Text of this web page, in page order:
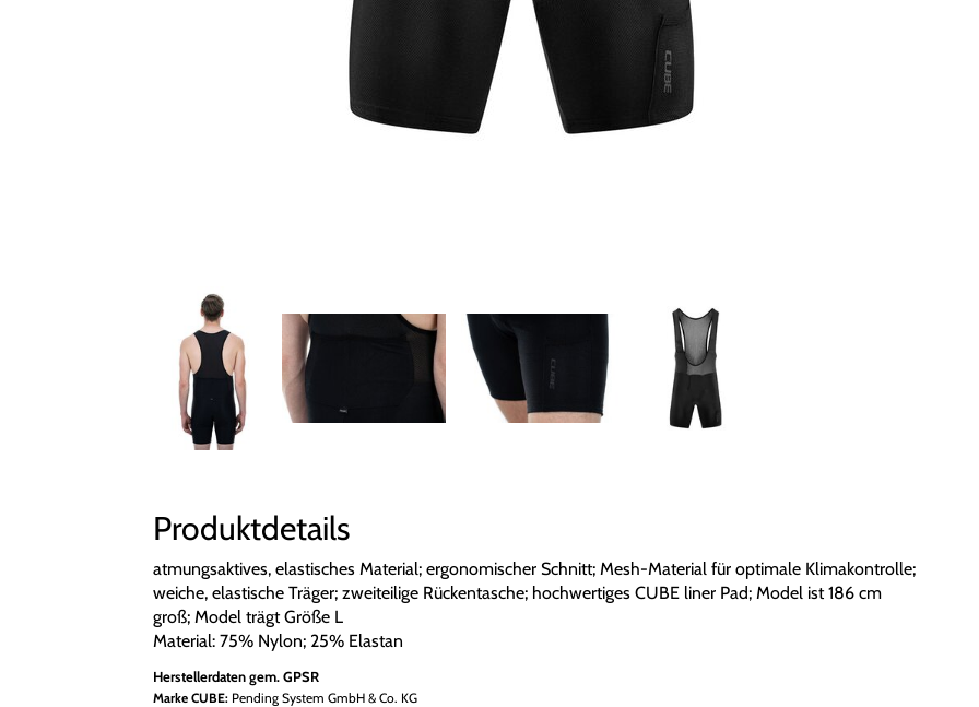
Produktdetails
atmungsaktives, elastisches Material; ergonomischer Schnitt; Mesh-Material für optimale Klimakontrolle;
weiche, elastische Träger; zweiteilige Rückentasche; hochwertiges CUBE liner Pad; Model ist 186 cm
groß; Model trägt Größe L
Material: 75% Nylon; 25% Elastan
Herstellerdaten gem. GPSR
Marke CUBE:Pending System GmbH & Co. KG